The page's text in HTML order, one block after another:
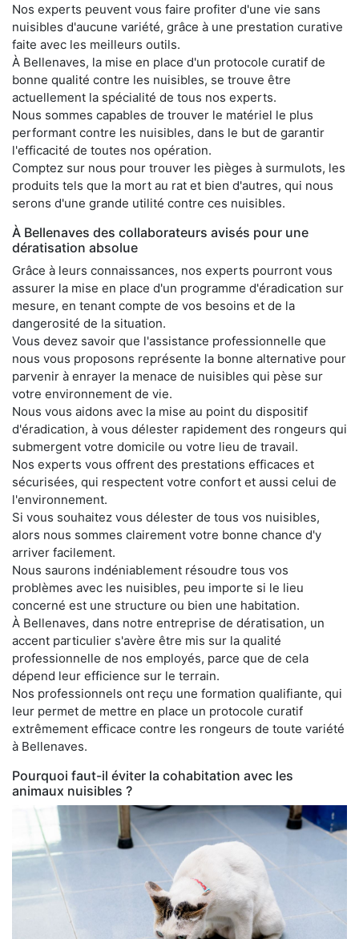
Nos experts peuvent vous faire profiter d'une vie sans
nuisibles d'aucune variété, grâce à une prestation curative
faite avec les meilleurs outils.
À Bellenaves, la mise en place d'un protocole curatif de
bonne qualité contre les nuisibles, se trouve être
actuellement la spécialité de tous nos experts.
Nous sommes capables de trouver le matériel le plus
performant contre les nuisibles, dans le but de garantir
l'efficacité de toutes nos opération.
Comptez sur nous pour trouver les pièges à surmulots, les
produits tels que la mort au rat et bien d'autres, qui nous
serons d'une grande utilité contre ces nuisibles.
À Bellenaves des collaborateurs avisés pour une
dératisation absolue
Grâce à leurs connaissances, nos experts pourront vous
assurer la mise en place d'un programme d'éradication sur
mesure, en tenant compte de vos besoins et de la
dangerosité de la situation.
Vous devez savoir que l'assistance professionnelle que
nous vous proposons représente la bonne alternative pour
parvenir à enrayer la menace de nuisibles qui pèse sur
votre environnement de vie.
Nous vous aidons avec la mise au point du dispositif
d'éradication, à vous délester rapidement des rongeurs qui
submergent votre domicile ou votre lieu de travail.
Nos experts vous offrent des prestations efficaces et
sécurisées, qui respectent votre confort et aussi celui de
l'environnement.
Si vous souhaitez vous délester de tous vos nuisibles,
alors nous sommes clairement votre bonne chance d'y
arriver facilement.
Nous saurons indéniablement résoudre tous vos
problèmes avec les nuisibles, peu importe si le lieu
concerné est une structure ou bien une habitation.
À Bellenaves, dans notre entreprise de dératisation, un
accent particulier s'avère être mis sur la qualité
professionnelle de nos employés, parce que de cela
dépend leur efficience sur le terrain.
Nos professionnels ont reçu une formation qualifiante, qui
leur permet de mettre en place un protocole curatif
extrêmement efficace contre les rongeurs de toute variété
à Bellenaves.
Pourquoi faut-il éviter la cohabitation avec les
animaux nuisibles ?